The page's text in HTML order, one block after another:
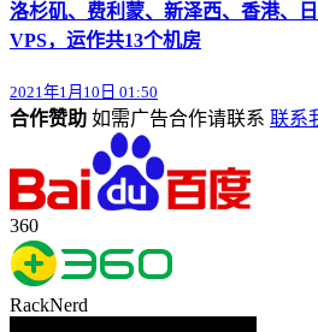
洛杉矶、费利蒙、新泽西、香港、
VPS，运作共13个机房
2021年1月10日 01:50
合作赞助 如需广告合作请联系 联系
360
RackNerd